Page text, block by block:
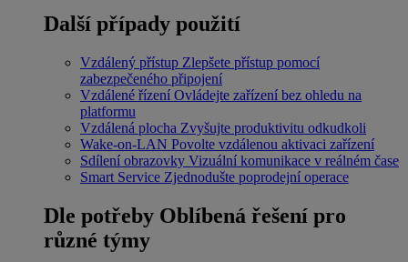
Další případy použití
Vzdálený přístup Zlepšete přístup pomocí
zabezpečeného připojení
Vzdálené řízení Ovládejte zařízení bez ohledu na
platformu
Vzdálená plocha Zvyšujte produktivitu odkudkoli
Wake-on-LAN Povolte vzdálenou aktivaci zařízení
Sdílení obrazovky Vizuální komunikace v reálném čase
Smart Service Zjednodušte poprodejní operace
Dle potřeby Oblíbená řešení pro
různé týmy